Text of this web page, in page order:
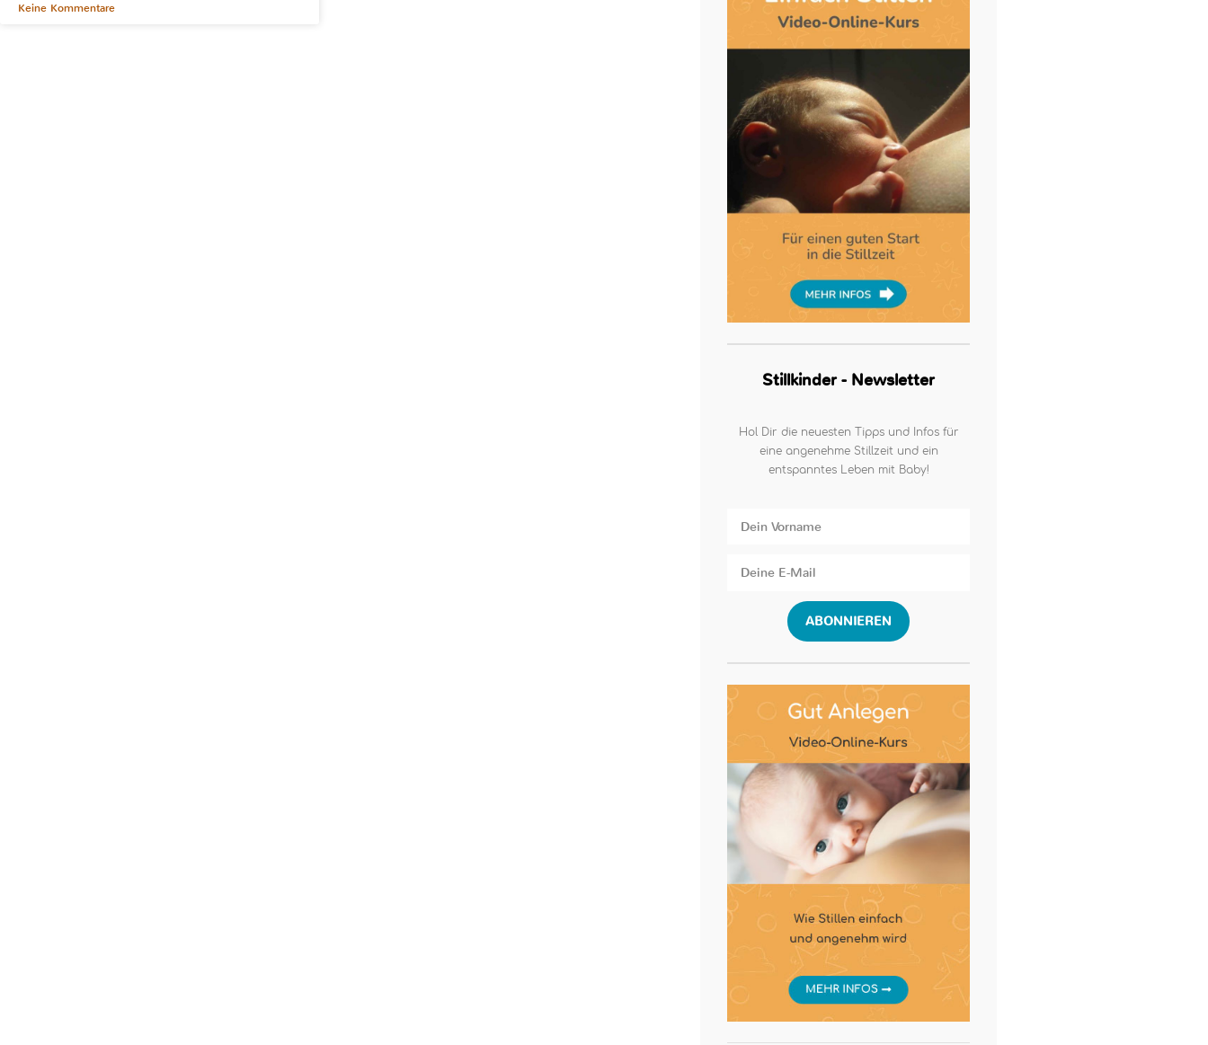
Keine Kommentare
Stillkinder - Newsletter
Hol Dir die neuesten Tipps und Infos für
eine angenehme Stillzeit und ein
entspanntes Leben mit Baby!
ABONNIEREN